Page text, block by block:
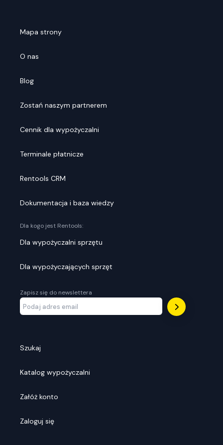
Mapa strony
O nas
Blog
Zostań naszym partnerem
Cennik dla wypożyczalni
Terminale płatnicze
Rentools CRM
Dokumentacja i baza wiedzy
Dla kogo jest Rentools:
Dla wypożyczalni sprzętu
Dla wypożyczających sprzęt
Zapisz się do newslettera
Szukaj
Katalog wypożyczalni
Załóż konto
Zaloguj się